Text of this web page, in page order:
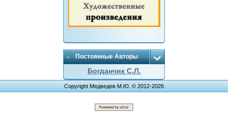
Постоянные Авторы
Богданчик С.Л.
Copyright Медведев М.Ю. © 2012-2026